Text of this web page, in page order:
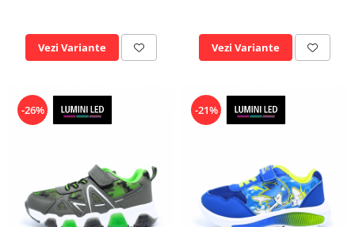
Vezi Variante Vezi Variante
-26% -21%